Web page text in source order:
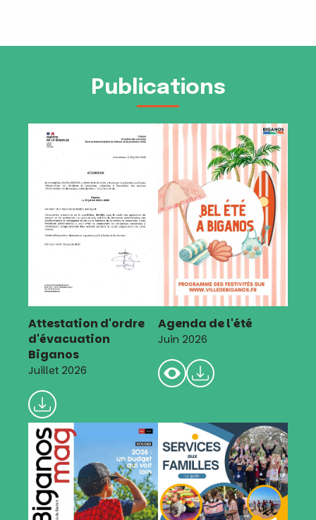
Publications
Attestation d'ordre
d'évacuation
Biganos
Juillet 2026
Agenda de l'été
Juin 2026